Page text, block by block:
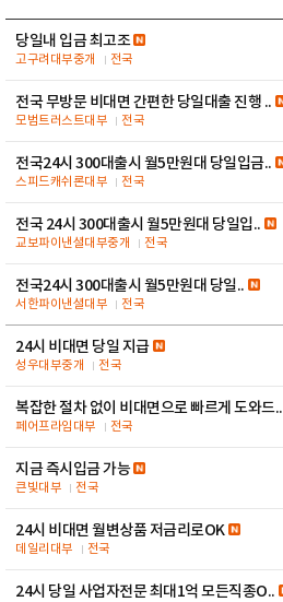
당일내 입금 최고조
고구려대부중개 전국
전국 무방문 비대면 간편한 당일대출 진행 ..
모범트러스트대부 전국
전국24시 300대출시 월5만원대 당일입금..
스피드캐쉬론대부 전국
전국 24시 300대출시 월5만원대 당일입..
교보파이낸셜대부중개 전국
전국24시 300대출시 월5만원대 당일..
서한파이낸셜대부 전국
24시 비대면 당일 지급
성우대부중개 전국
복잡한 절차 없이 비대면으로 빠르게 도와드..
페어프라임대부 전국
지금 즉시입금 가능
큰빛대부 전국
24시 비대면 월변상품 저금리로OK
데일리대부 전국
24시 당일 사업자전문 최대1억 모든직종O..